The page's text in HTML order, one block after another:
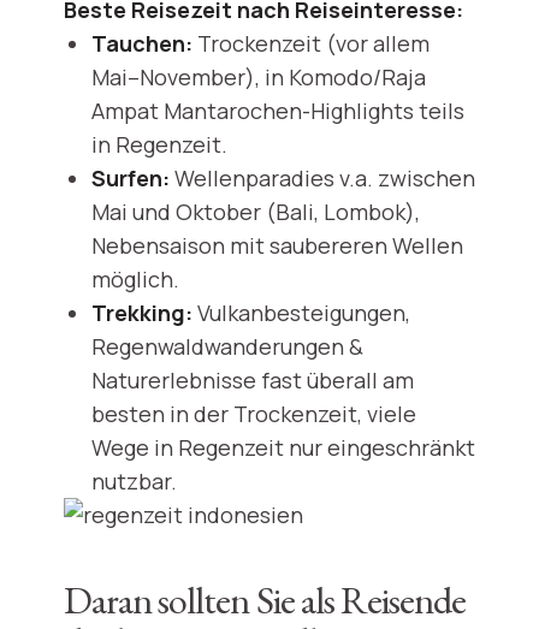
Beste Reisezeit nach Reiseinteresse:
Tauchen: Trockenzeit (vor allem
Mai–November), in Komodo/Raja
Ampat Mantarochen-Highlights teils
in Regenzeit.
Surfen: Wellenparadies v.a. zwischen
Mai und Oktober (Bali, Lombok),
Nebensaison mit saubereren Wellen
möglich.
Trekking: Vulkanbesteigungen,
Regenwaldwanderungen &
Naturerlebnisse fast überall am
besten in der Trockenzeit, viele
Wege in Regenzeit nur eingeschränkt
nutzbar.
Daran sollten Sie als Reisende